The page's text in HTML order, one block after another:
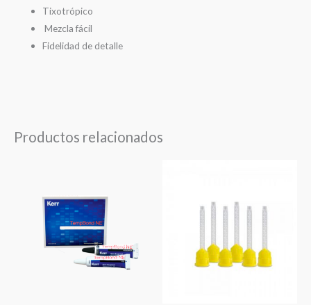
Tixotrópico
Mezcla fácil
Fidelidad de detalle
Productos relacionados